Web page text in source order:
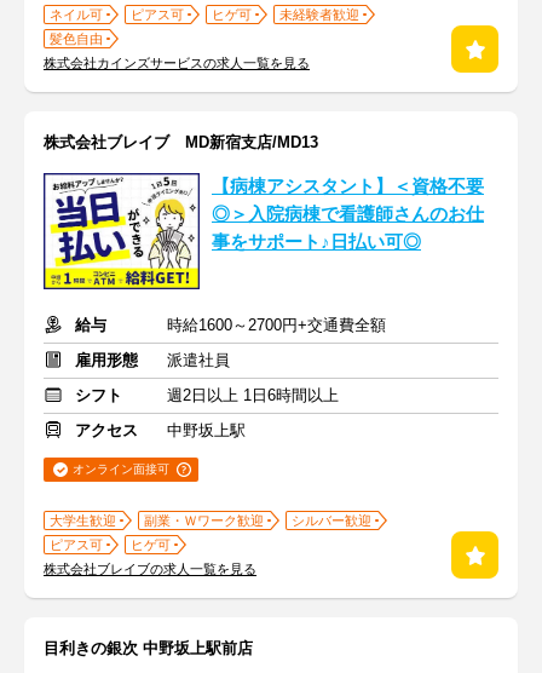
ネイル可 ピアス可 ヒゲ可
未経験者歓迎
髪色自由
株式会社カインズサービスの求人一覧を見る
株式会社ブレイブ MD新宿支店/MD13
【病棟アシスタント】＜資格不要
◎＞入院病棟で看護師さんのお仕
事をサポート♪日払い可◎
給与
時給1600～2700円+交通費全額
雇用形態
派遣社員
シフト
週2日以上 1日6時間以上
アクセス
中野坂上駅
オンライン面接可
大学生歓迎 副業・Ｗワーク歓迎
シルバー歓迎
ピアス可
ヒゲ可
株式会社ブレイブの求人一覧を見る
目利きの銀次 中野坂上駅前店